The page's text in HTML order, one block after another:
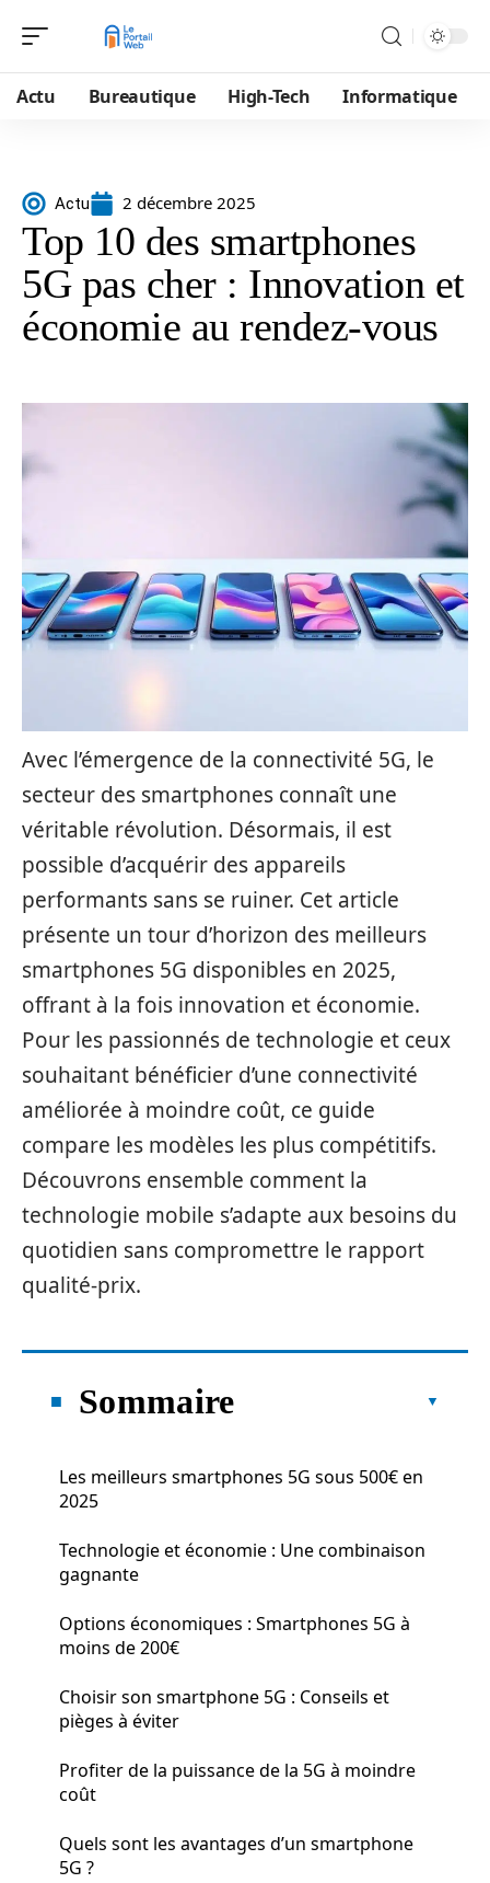
Actu Bureautique High-Tech Informatique
Actu 2 décembre 2025
Top 10 des smartphones
5G pas cher : Innovation et
économie au rendez-vous
Avec l’émergence de la connectivité 5G, le
secteur des smartphones connaît une
véritable révolution. Désormais, il est
possible d’acquérir des appareils
performants sans se ruiner. Cet article
présente un tour d’horizon des meilleurs
smartphones 5G disponibles en 2025,
offrant à la fois innovation et économie.
Pour les passionnés de technologie et ceux
souhaitant bénéficier d’une connectivité
améliorée à moindre coût, ce guide
compare les modèles les plus compétitifs.
Découvrons ensemble comment la
technologie mobile s’adapte aux besoins du
quotidien sans compromettre le rapport
qualité-prix.
Sommaire
Les meilleurs smartphones 5G sous 500€ en
2025
Technologie et économie : Une combinaison
gagnante
Options économiques : Smartphones 5G à
moins de 200€
Choisir son smartphone 5G : Conseils et
pièges à éviter
Profiter de la puissance de la 5G à moindre
coût
Quels sont les avantages d’un smartphone
5G ?